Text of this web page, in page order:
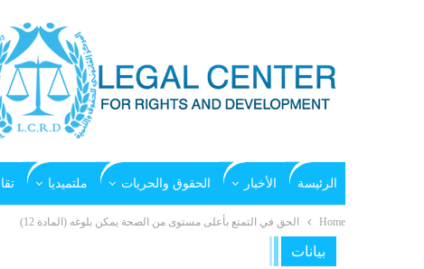
الرئيسة الأخبار الحقوق والحريات ملتميديا
Home الحق في التمتع بأعلى مستوى من الصحة يمكن بلوغه (المادة 12)
بيانات